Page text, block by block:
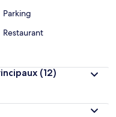
n
Parking
Restaurant
(12)